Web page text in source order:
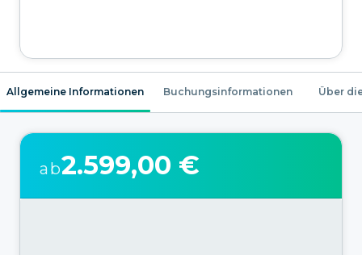
Allgemeine Informationen Buchungsinformationen Über
ab2.599,00 €